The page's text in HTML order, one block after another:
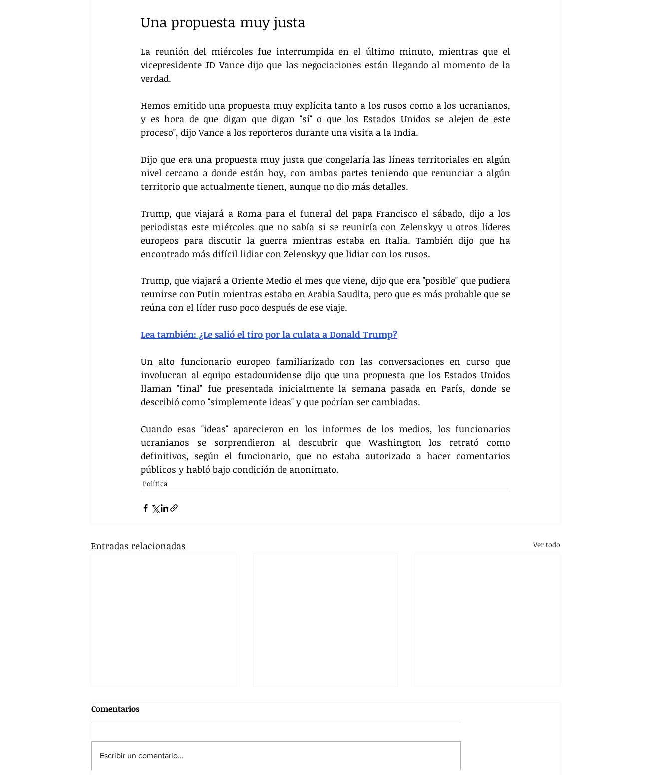
Una propuesta muy justa
La reunión del miércoles fue interrumpida en el último minuto, mientras que el
vicepresidente JD Vance dijo que las negociaciones están llegando al momento de la
verdad.
Hemos emitido una propuesta muy explícita tanto a los rusos como a los ucranianos,
y es hora de que digan que digan "sí" o que los Estados Unidos se alejen de este
proceso", dijo Vance a los reporteros durante una visita a la India.
Dijo que era una propuesta muy justa que congelaría las líneas territoriales en algún
nivel cercano a donde están hoy, con ambas partes teniendo que renunciar a algún
territorio que actualmente tienen, aunque no dio más detalles.
Trump, que viajará a Roma para el funeral del papa Francisco el sábado, dijo a los
periodistas este miércoles que no sabía si se reuniría con Zelenskyy u otros líderes
europeos para discutir la guerra mientras estaba en Italia. También dijo que ha
encontrado más difícil lidiar con Zelenskyy que lidiar con los rusos.
Trump, que viajará a Oriente Medio el mes que viene, dijo que era "posible" que pudiera
reunirse con Putin mientras estaba en Arabia Saudita, pero que es más probable que se
reúna con el líder ruso poco después de ese viaje.
Lea también: ¿Le salió el tiro por la culata a Donald Trump?
Un alto funcionario europeo familiarizado con las conversaciones en curso que
involucran al equipo estadounidense dijo que una propuesta que los Estados Unidos
llaman "final" fue presentada inicialmente la semana pasada en París, donde se
describió como "simplemente ideas" y que podrían ser cambiadas.
Cuando esas "ideas" aparecieron en los informes de los medios, los funcionarios
ucranianos se sorprendieron al descubrir que Washington los retrató como
definitivos, según el funcionario, que no estaba autorizado a hacer comentarios
públicos y habló bajo condición de anonimato.
Política
Entradas relacionadas Ver todo
Comentarios
Escribir un comentario...